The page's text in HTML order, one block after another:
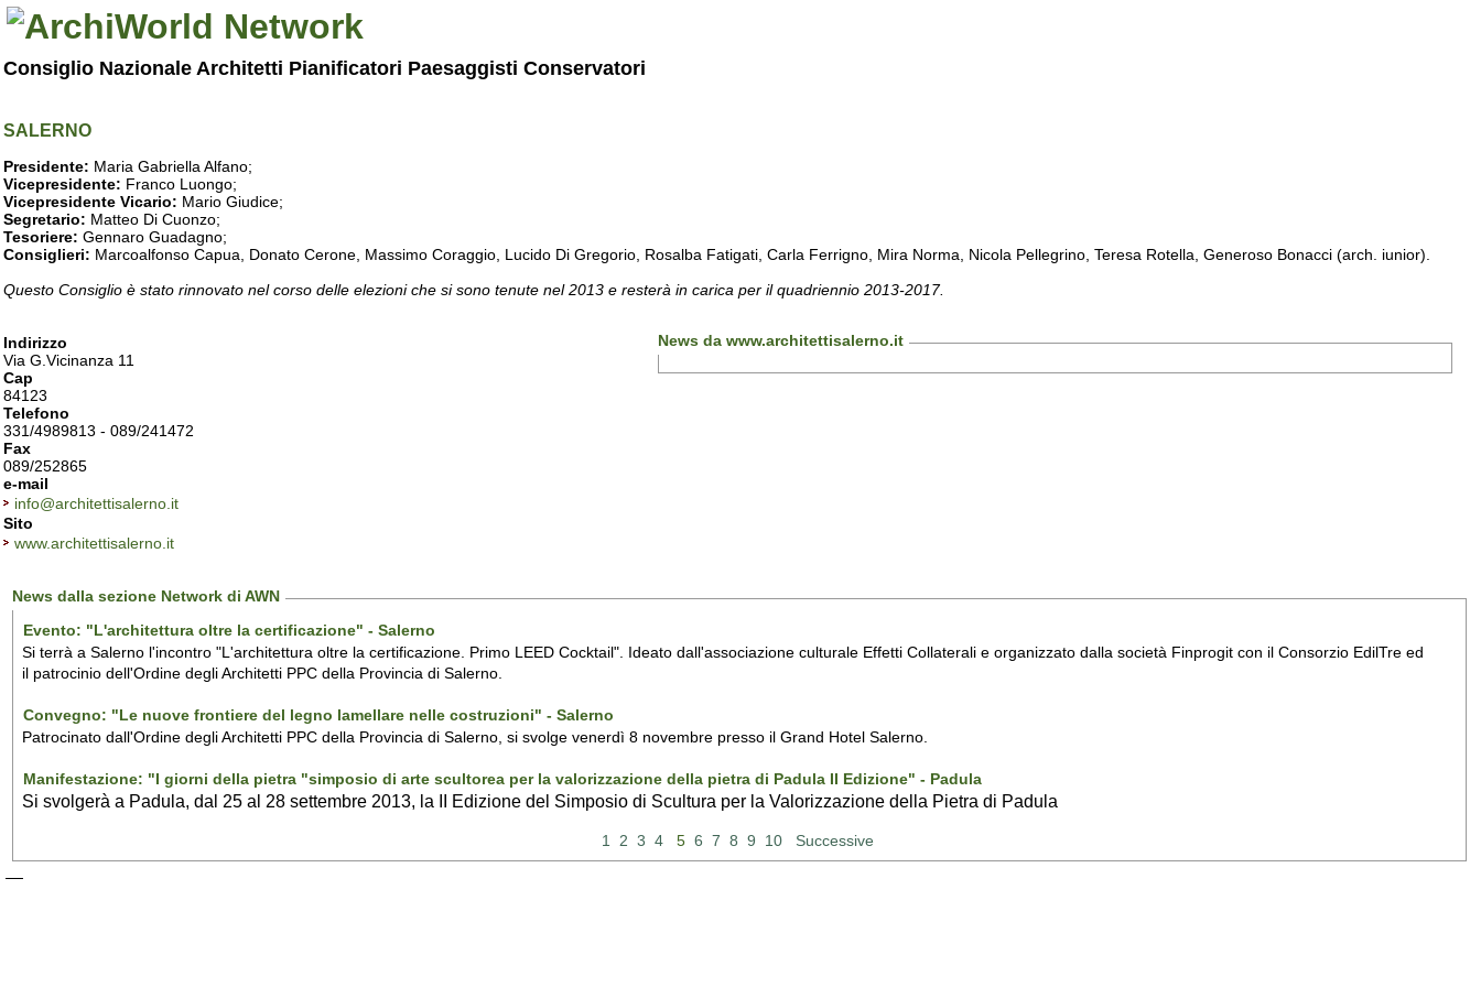
Consiglio Nazionale Architetti Pianificatori Paesaggisti Conservatori
SALERNO
Presidente: Maria Gabriella Alfano;
Vicepresidente: Franco Luongo;
Vicepresidente Vicario: Mario Giudice;
Segretario: Matteo Di Cuonzo;
Tesoriere: Gennaro Guadagno;
Consiglieri: Marcoalfonso Capua, Donato Cerone, Massimo Coraggio, Lucido Di Gregorio, Rosalba Fatigati, Carla Ferrigno, Mira Norma, Nicola Pellegrino, Teresa Rotella, Generoso Bonacci (arch. iunior).
Questo Consiglio è stato rinnovato nel corso delle elezioni che si sono tenute nel 2013 e resterà in carica per il quadriennio 2013-2017.
Indirizzo
Via G.Vicinanza 11
Cap
84123
Telefono
331/4989813 - 089/241472
Fax
089/252865
e-mail
info@architettisalerno.it
Sito
www.architettisalerno.it
News da www.architettisalerno.it
News dalla sezione Network di AWN
Evento: "L'architettura oltre la certificazione" - Salerno
Si terrà a Salerno l'incontro "L'architettura oltre la certificazione. Primo LEED Cocktail". Ideato dall'associazione culturale Effetti Collaterali e organizzato dalla società Finprogit con il Consorzio EdilTre ed
il patrocinio dell'Ordine degli Architetti PPC della Provincia di Salerno.
Convegno: "Le nuove frontiere del legno lamellare nelle costruzioni" - Salerno
Patrocinato dall'Ordine degli Architetti PPC della Provincia di Salerno, si svolge venerdì 8 novembre presso il Grand Hotel Salerno.
Manifestazione: "I giorni della pietra "simposio di arte scultorea per la valorizzazione della pietra di Padula II Edizione" - Padula
Si svolgerà a Padula, dal 25 al 28 settembre 2013, la II Edizione del Simposio di Scultura per la Valorizzazione della Pietra di Padula
1 2 3 4 5 6 7 8 9 10 Successive